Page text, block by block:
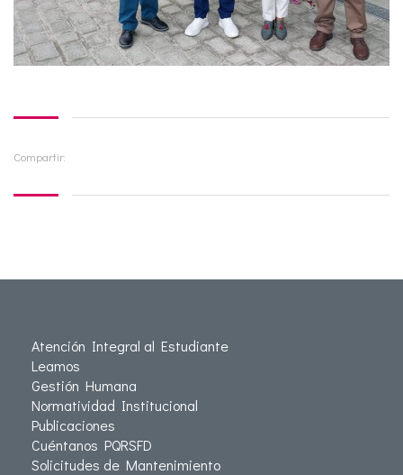
Compartir:
Atención Integral al Estudiante
Leamos
Gestión Humana
Normatividad Institucional
Publicaciones
Cuéntanos PQRSFD
Solicitudes de Mantenimiento